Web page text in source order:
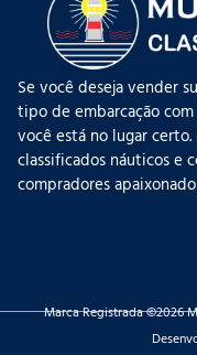
Se você deseja vender
tipo de embarcação
você está no lugar
classificados náuticos e
compradores
Marca Registrada ©2026